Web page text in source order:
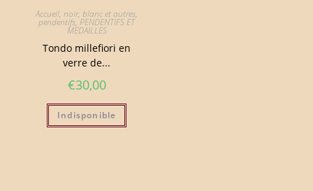
Accueil,noir, blanc et autres,
pendentifs,PENDENTIFS ET
MEDAILLES
Tondo millefiori en
verre de...
€30,00
Indisponible